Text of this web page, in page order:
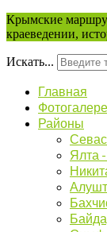
Крымские
краеведении,
Искать...
Главная
Районы
Ялта